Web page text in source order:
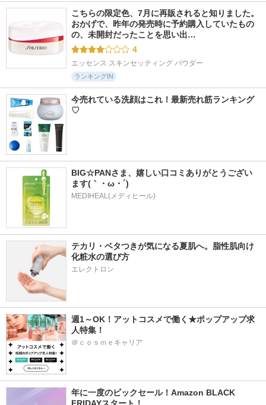
こちらの限定色、7月に再販されると知りました。
おかげで、昨年の発売時に予約購入していたもの
の、未開封だったことを思い出…
4
エッセンス スキンセッティング パウダー
ランキングIN
今売れている洗顔はこれ！最新売れ筋ランキング
♡
BIG☆PANさま、嬉しい口コミありがとうござい
ます(｀・ω・´)
MEDIHEAL(メディヒール)
テカリ・ベタつきが気になる夏肌へ。脂性肌向け
化粧水の選び方
エレクトロン
週1～OK！アットコスメで働く★ポップアップ求
人特集！
＠ｃｏｓｍｅキャリア
年に一度のビックセール！Amazon BLACK